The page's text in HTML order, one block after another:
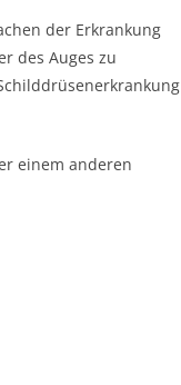
der Erkrankung
des Auges zu
einem anderen